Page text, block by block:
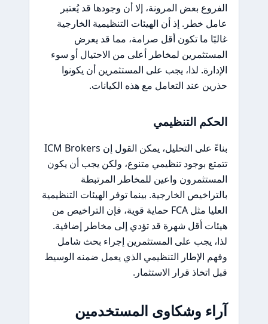
الفروع بعض المرونة، إلا أن وجودها قد يُعتبر
عامل خطر. إذ أن الهيئات التنظيمية الخارجية
غالبًا ما تكون أقل صرامة، مما قد يعرض
المستثمرين لمخاطر أعلى من الاحتيال أو سوء
الإدارة. لذا، يجب على المستثمرين أن يكونوا
حذرين عند التعامل مع هذه الكيانات.
الحكم التنظيمي
بناءً على التحليل، يمكن القول إن ICM Brokers
تتمتع بوجود تنظيمي متنوع، ولكن يجب أن يكون
المستثمرون واعين للمخاطر المرتبطة
بالتراخيص الخارجية. بينما توفر الهيئات التنظيمية
العليا مثل FCA حماية قوية، فإن التراخيص من
هيئات أقل شهرة قد تؤدي إلى مخاطر إضافية.
لذا، يجب على المستثمرين إجراء بحث شامل
وفهم الإطار التنظيمي الذي يعمل ضمنه الوسيط
قبل اتخاذ قرار الاستثمار.
آراء وشكاوى المستخدمين